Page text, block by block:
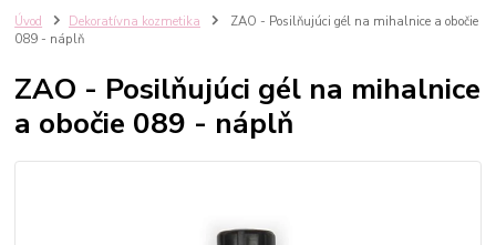
Úvod Dekoratívna kozmetika
ZAO - Posilňujúci gél na mihalnice a obočie
089 - náplň
ZAO - Posilňujúci gél na mihalnice
a obočie 089 - náplň